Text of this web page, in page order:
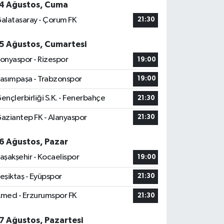
Ağustos, Cuma
- Çorum FK
21:30
Ağustos, Cumartesi
- Rizespor
19:00
- Trabzonspor 19:00
S.K. - Fenerbahçe 21:30
FK - Alanyaspor 21:30
Ağustos, Pazar
- Kocaelispor
19:00
- Eyüpspor 21:30
- Erzurumspor FK 21:30
Ağustos, Pazartesi